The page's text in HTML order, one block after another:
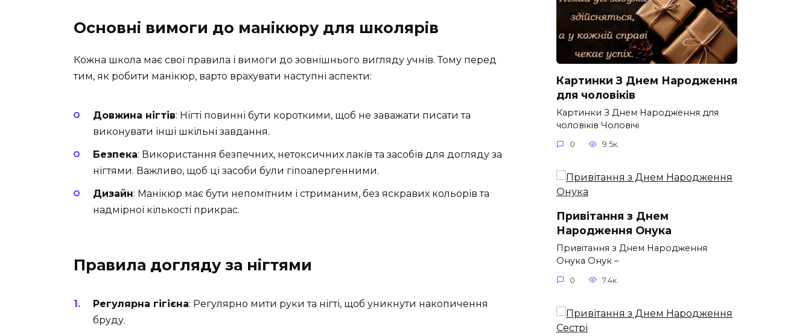
Основні вимоги до манікюру для школярів
Кожна школа має свої правила і вимоги до зовнішнього вигляду учнів. Тому перед
тим, як робити манікюр, варто врахувати наступні аспекти:
Довжина нігтів: Нігті повинні бути короткими, щоб не заважати писати та
виконувати інші шкільні завдання.
Безпека: Використання безпечних, нетоксичних лаків та засобів для догляду за
нігтями. Важливо, щоб ці засоби були гіпоалергенними.
Дизайн: Манікюр має бути непомітним і стриманим, без яскравих кольорів та
надмірної кількості прикрас.
Правила догляду за нігтями
Регулярна гігієна: Регулярно мити руки та нігті, щоб уникнути накопичення
бруду.
Картинки З Днем Народження
для чоловіків​
Картинки З Днем Народження для
чоловіків​ Чоловічі
0 9.5к.
Привітання з Днем
Народження Онука
Привітання з Днем Народження
Онука Онук –
0 7.4к.